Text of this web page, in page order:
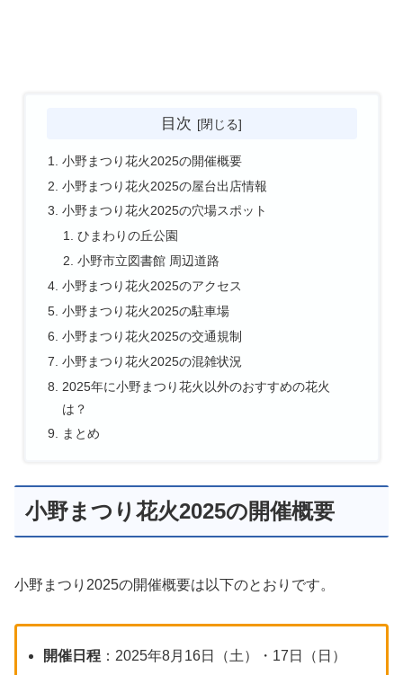
目次
小野まつり花火2025の開催概要
小野まつり花火2025の屋台出店情報
小野まつり花火2025の穴場スポット
ひまわりの丘公園
小野市立図書館 周辺道路
小野まつり花火2025のアクセス
小野まつり花火2025の駐車場
小野まつり花火2025の交通規制
小野まつり花火2025の混雑状況
2025年に小野まつり花火以外のおすすめの花火
は？
まとめ
小野まつり花火2025の開催概要
小野まつり2025の開催概要は以下のとおりです。
開催日程 ：2025年8月16日（土）・17日（日）